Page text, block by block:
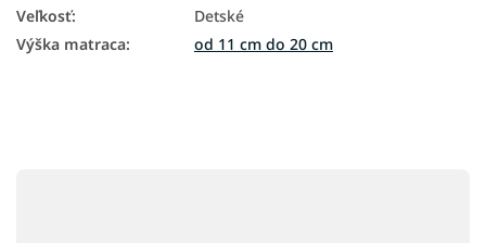
Veľkosť:
Detské
Výška matraca: od 11 cm do 20 cm